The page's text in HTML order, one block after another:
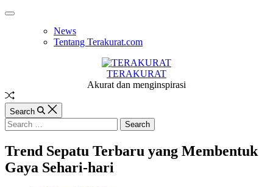
Skip
Off
News
Tentang Terakurat.com
TERAKURAT
Akurat dan menginspirasi
Random
Article
Search
Search
for:
Trend Sepatu Terbaru yang Membentuk
Gaya Sehari-hari